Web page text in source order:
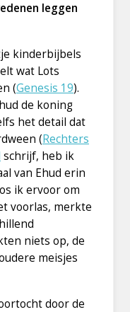
leggen
kinderbijbels
wat Lots
(Genesis 19).
de koning
het detail dat
(Rechters
schrijf, heb ik
van Ehud erin
ik ervoor om
voorlas, merkte
niets op, de
meisjes
door de